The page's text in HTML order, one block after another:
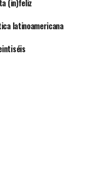
(in)feliz
latinoamericana